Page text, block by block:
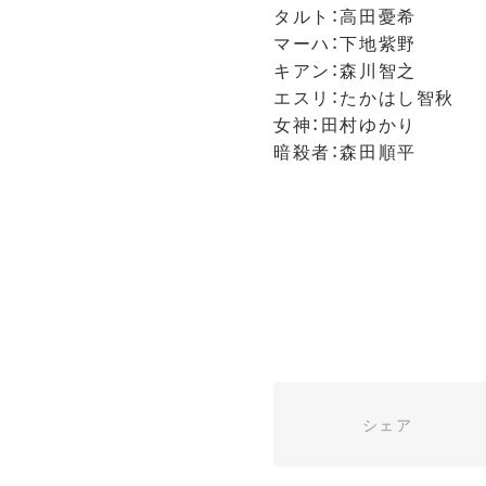
タルト：高田憂希
マーハ：下地紫野
キアン：森川智之
エスリ：たかはし智秋
女神：田村ゆかり
暗殺者：森田順平
シェア